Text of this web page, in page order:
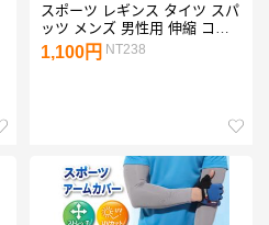
スポーツ レギンス タイツ スパ
ッツ メンズ 男性用 伸縮 コン
プレッションウェア ランニン
グ アウトドア トレーニング 筋
1,100円 NT238